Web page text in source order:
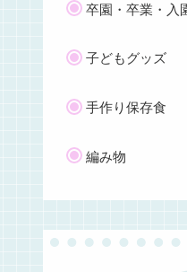
卒園・卒業・入
子どもグッズ
手作り保存食
編み物